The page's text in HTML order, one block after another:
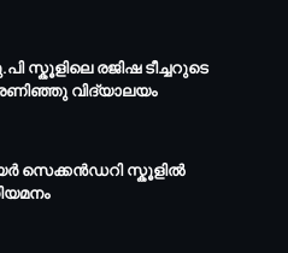
സ്കൂളിലെ രജിഷ ടീച്ചറുടെ
വിദ്യാലയം
സെക്കൻഡറി സ്കൂളിൽ